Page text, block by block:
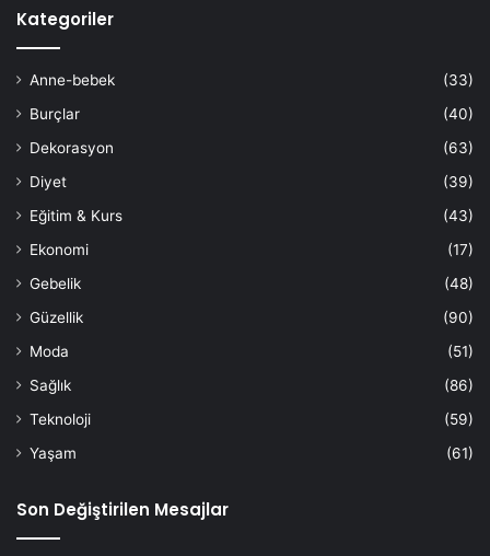
Kategoriler
Anne-bebek
(33)
Burçlar
(40)
Dekorasyon
(63)
Diyet
(39)
Eğitim & Kurs
(43)
Ekonomi
(17)
Gebelik
(48)
Güzellik
(90)
Moda
(51)
Sağlık
(86)
Teknoloji
(59)
Yaşam
(61)
Son Değiştirilen Mesajlar